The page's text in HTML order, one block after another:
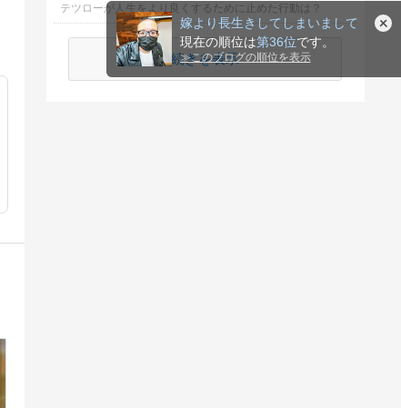
嫁より長生きしてしまいまして
現在の順位は第36位です。
≫このブログの順位を表示
テツローが人生をより良くするために止めた行動は？
続きを表示